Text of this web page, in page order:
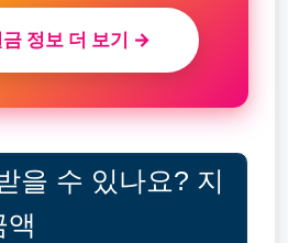
정보 더 보기 →
을 수 있나요? 지
액